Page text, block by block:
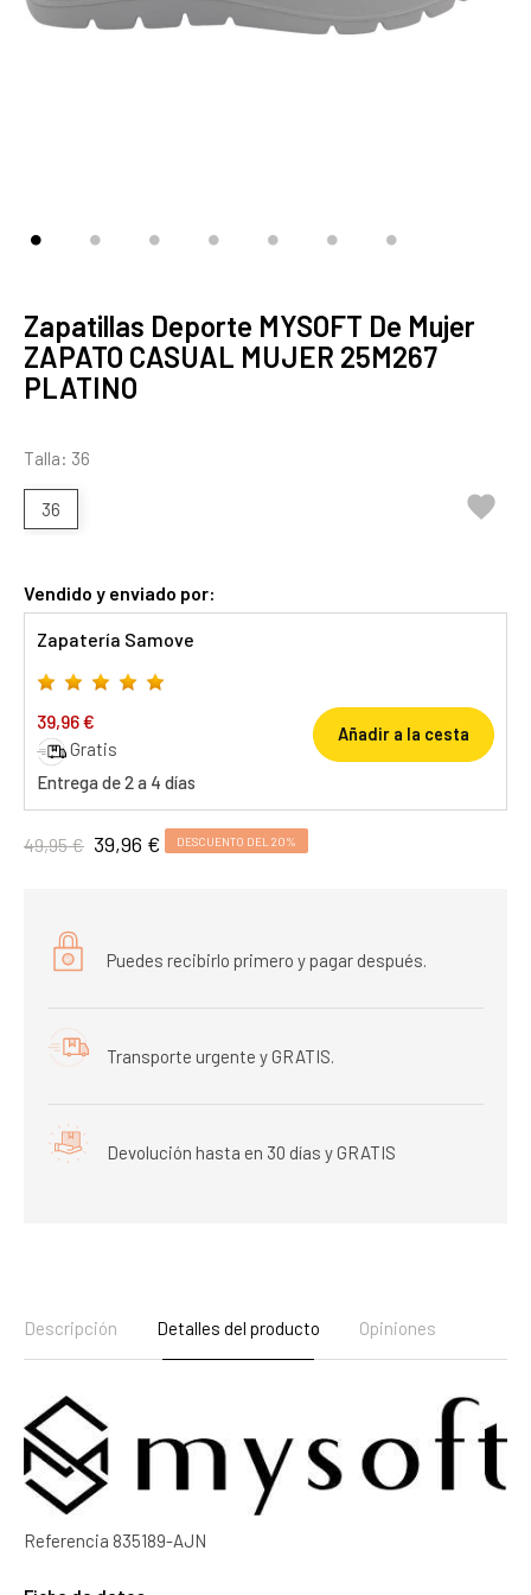
Zapatillas Deporte MYSOFT De Mujer
ZAPATO CASUAL MUJER 25M267
PLATINO
Talla: 36
36 
Vendido y enviado por:
Zapatería Samove
39,96 €
Gratis
Entrega de 2 a 4 días
Añadir a la cesta
49,95 € 39,96 € DESCUENTO DEL 20%
Puedes recibirlo primero y pagar después.
Transporte urgente y GRATIS.
Devolución hasta en 30 días y GRATIS
Descripción Detalles del producto Opiniones
Referencia 835189-AJN